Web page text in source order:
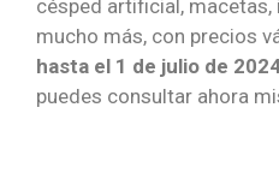
césped artificial,
mucho más, con precios
hasta el 1 de julio de
puedes consultar ahora